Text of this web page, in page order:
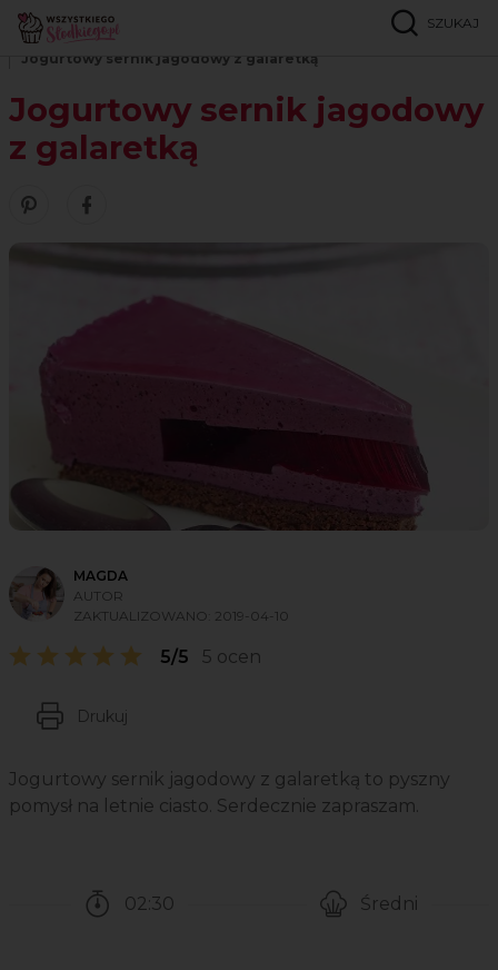
SZUKAJ
Strona główna
Jogurtowy sernik jagodowy z galaretką
Jogurtowy sernik jagodowy
z galaretką
Zobacz nasze piny w serwisie Pinterest
Udostępnij ten przepis w serwisie Facebook
MAGDA
AUTOR
ZAKTUALIZOWANO: 2019-04-10
5/5 5 ocen
Drukuj
Jogurtowy sernik jagodowy z galaretką to pyszny
pomysł na letnie ciasto. Serdecznie zapraszam.
02:30
Średni